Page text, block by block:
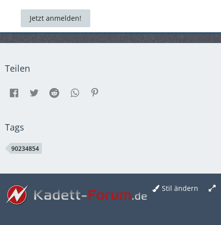
Jetzt anmelden!
Teilen
Tags
90234854
Stil ändern